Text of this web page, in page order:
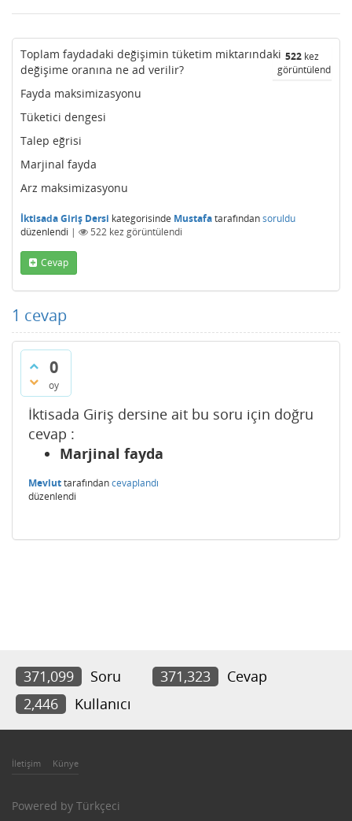
522 kez
görüntülendi
Toplam faydadaki değişimin tüketim miktarındaki
değişime oranına ne ad verilir?
Fayda maksimizasyonu
Tüketici dengesi
Talep eğrisi
Marjinal fayda
Arz maksimizasyonu
İktisada Giriş Dersi kategorisinde Mustafatarafındansoruldu
düzenlendi | 522 kez görüntülendi
Cevap
1 cevap
0
oy
İktisada Giriş dersine ait bu soru için doğru
cevap :
Marjinal fayda
Mevluttarafındancevaplandı
düzenlendi
371,099 Soru 371,323
Cevap
2,446
Kullanıcı
İletişim Künye
Powered by Türkçeci